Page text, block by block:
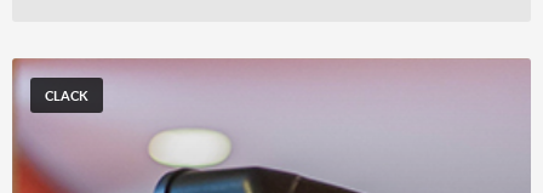
CLACK